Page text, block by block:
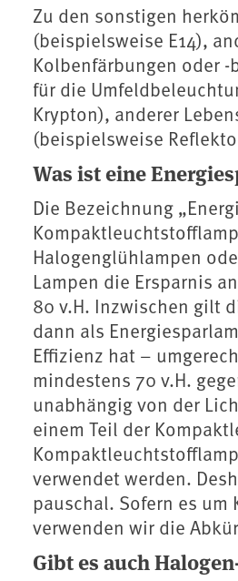
Zu den sonstigen
(beispielsweise E14),
Kolbenfärbungen oder
für die
Krypton), anderer
(beispielsweise
Was ist eine
Die Bezeichnung
Halogenglühlampen
Lampen die Ersparnis
80 v.H. Inzwischen gilt
dann als
Effizienz hat –
mindestens 70 v.H.
unabhängig von der
einem Teil der
verwendet werden.
pauschal. Sofern es
verwenden wir die
Gibt es auch